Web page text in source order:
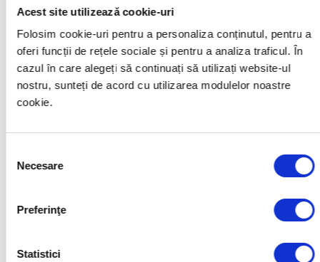
Acest site utilizează cookie-uri
Folosim cookie-uri pentru a personaliza conținutul, pentru a
oferi funcții de rețele sociale și pentru a analiza traficul. În
cazul în care alegeți să continuați să utilizați website-ul
nostru, sunteți de acord cu utilizarea modulelor noastre
cookie.
consimțământului
Necesare
Preferinţe
Statistici
attach_fileCAPITOLUL V: Reguli de circulație»
attach_fileCAPITOLUL VI: Infracţiuni şi pedepse »
attach_fileCAPITOLUL VII: Răspunderea
şi ale altor autorităţi ale administraţiei publice
attach_fileCAPITOLUL X: Dispoziţii finale »